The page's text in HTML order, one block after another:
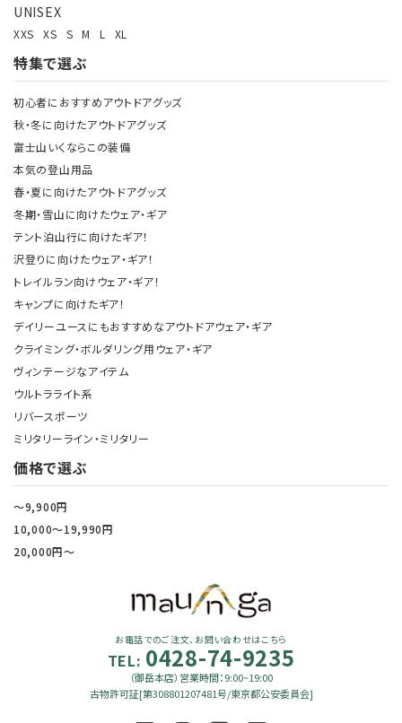
UNISEX
XXS XS S M L XL
特集で選ぶ
初心者におすすめアウトドアグッズ
秋・冬に向けたアウトドアグッズ
富士山いくならこの装備
本気の登山用品
春・夏に向けたアウトドアグッズ
冬期・雪山に向けたウェア・ギア
テント泊山行に向けたギア！
沢登りに向けたウェア・ギア！
トレイルラン向けウェア・ギア！
キャンプに向けたギア！
デイリーユースにもおすすめなアウトドアウェア・ギア
クライミング・ボルダリング用ウェア・ギア
ヴィンテージなアイテム
ウルトラライト系
リバースポーツ
ミリタリーライン・ミリタリー
価格で選ぶ
～9,900円
10,000～19,990円
20,000円～
お電話でのご注文、お問い合わせはこちら
TEL: 0428-74-9235
（御岳本店）営業時間：9:00~19:00
古物許可証[第308801207481号/東京都公安委員会]